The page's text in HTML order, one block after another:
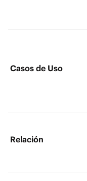
Casos de Uso
Relación